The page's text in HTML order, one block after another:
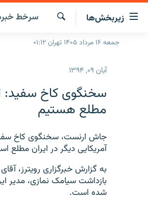
لینک‌های
قابلیت
دسترسی
زیربخش‌ها
صفحه اصلی
انتخاب کنید و بشنوید
برنامه‌های رادیویی
چندرسانه‌ای
گزارش‌های تصویری
گزارش‌های ویدئویی
جستجو
سرخط‌
جمعه ۱۶ مرداد ۱۴۰۵ تهران ۰۱:۱۲
آبان ۰۹, ۱۳۹۴
سخنگوی کاخ سفید:
مطلع هستیم
جاش ارنست، سخنگوی کاخ
آمریکایی دیگر در ایران مطلع
به گزارش خبرگزاری رویترز،
بازداشت سیامک نمازی، مدیر
شده است.